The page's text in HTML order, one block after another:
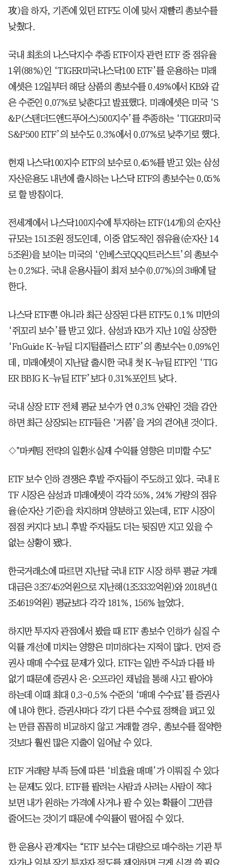
攻)을 하자, 기존에 있던 ETF도 이에 맞서 재빨리 총보수를
낮췄다.
국내 최초의 나스닥지수 추종 ETF이자 관련 ETF 중 점유율
1위(88%)인 ‘TIGER미국나스닥100 ETF’를 운용하는 미래
에셋은 12일부터 해당 상품의 총보수를 0.49%에서 KB와 같
은 수준인 0.07%로 낮춘다고 발표했다. 미래에셋은 미국 ‘S
&P(스탠더드앤드푸어스)500지수’를 추종하는 ‘TIGER미국
S&P500 ETF’의 보수도 0.3%에서 0.07%로 낮추기로 했다.
현재 나스닥100지수 ETF의 보수로 0.45%를 받고 있는 삼성
자산운용도 내년에 출시하는 나스닥 ETF의 총보수는 0.05%
로 할 방침이다.
전세계에서 나스닥100지수에 투자하는 ETF(14개)의 순자산
규모는 151조원 정도인데, 이중 압도적인 점유율(순자산 14
5조원)을 보이는 미국의 ‘인베스코QQQ트러스트’의 총보수
는 0.2%다. 국내 운용사들이 최저 보수(0.07%)의 3배에 달
한다.
나스닥 ETF뿐 아니라 최근 상장된 다른 ETF도 0.1% 미만의
‘쥐꼬리 보수’를 받고 있다. 삼성과 KB가 지난 10일 상장한
‘FnGuide K-뉴딜 디지털플러스 ETF’의 총보수는 0.09%인
데, 미래에셋이 지난달 출시한 국내 첫 K-뉴딜 ETF인 ‘TIG
ER BBIG K-뉴딜 ETF’보다 0.31%포인트 낮다.
국내 상장 ETF 전체 평균 보수가 연 0.3% 안팎인 것을 감안
하면 최근 상장되는 ETF들은 ‘거품’을 거의 걷어낸 것이다.
◇"마케팅 전략의 일환실제 수익률 영향은 미미할 수도"
ETF 보수 인하 경쟁은 후발 주자들이 주도하고 있다. 국내 E
TF 시장은 삼성과 미래에셋이 각각 55%, 24% 가량의 점유
율(순자산 기준)을 차지하며 양분하고 있는데, ETF 시장이
점점 커지다 보니 후발 주자들도 더는 뒷짐만 지고 있을 수
없는 상황이 됐다.
한국거래소에 따르면 지난달 국내 ETF 시장 하루 평균 거래
대금은 3조7452억원으로 지난해(1조3332억원)와 2018년(1
조4619억원) 평균보다 각각 181%, 156% 늘었다.
하지만 투자자 관점에서 봤을 때 ETF 총보수 인하가 실질 수
익률 개선에 미치는 영향은 미미하다는 지적이 많다. 먼저 증
권사 매매 수수료 문제가 있다. ETF는 일반 주식과 다를 바
없기 때문에 증권사 온·오프라인 채널을 통해 사고 팔아야
하는데 이때 최대 0.3~0.5% 수준의 ‘매매 수수료’를 증권사
에 내야 한다. 증권사마다 각기 다른 수수료 정책을 펴고 있
는 만큼 꼼꼼히 비교하지 않고 거래할 경우, 총보수를 절약한
것보다 훨씬 많은 지출이 일어날 수 있다.
ETF 거래량 부족 등에 따른 ‘비효율 매매’가 이뤄질 수 있다
는 문제도 있다. ETF를 팔려는 사람과 사려는 사람이 적다
보면 내가 원하는 가격에 사거나 팔 수 있는 확률이 그만큼
줄어드는 것이기 때문에 수익률이 떨어질 수 있다.
한 운용사 관계자는 “ETF 보수는 대량으로 매수하는 기관 투
자가나 일부 장기 투자자 정도를 제외하면 크게 신경 쓸 필요